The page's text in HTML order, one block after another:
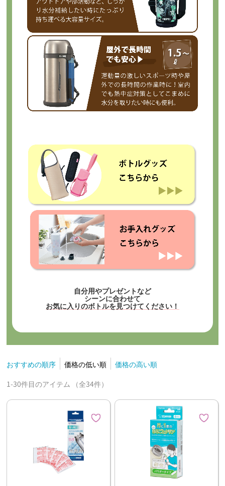
自分用やプレゼントなど
シーンに合わせて
お気に入りのボトルを見つけてください！
おすすめの順序 価格の低い順
価格の高い順
1-30件目のアイテム （全34件）